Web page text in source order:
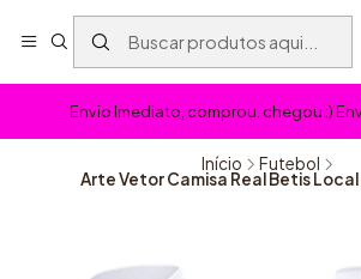
Envio Imediato, comprou, chegou :)
Início Futebol
Arte Vetor Camisa Real Betis